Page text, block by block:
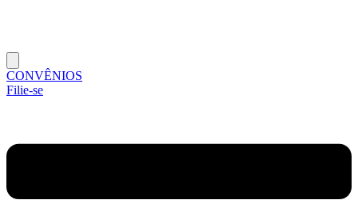
CONVÊNIOS
Filie-se